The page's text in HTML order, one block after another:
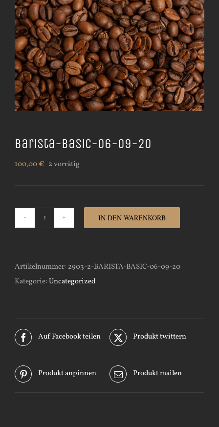
Barista-Basic-06-09-20
100,00€ 2 vorrätig
09-
20
IN DEN WARENKORB
Artikelnummer: 2903-2-BARISTA-BASIC-06-09-20
Kategorie:Uncategorized
Auf Facebook teilen Produkt twittern
Produkt anpinnen Produkt mailen